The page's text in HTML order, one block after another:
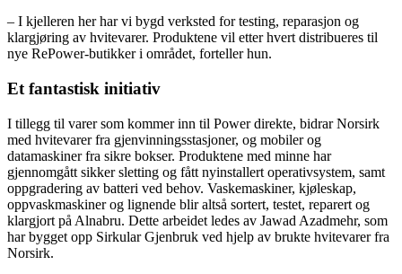
– I kjelleren her har vi bygd verksted for testing, reparasjon og
klargjøring av hvitevarer. Produktene vil etter hvert distribueres til
nye RePower-butikker i området, forteller hun.
Et fantastisk initiativ
I tillegg til varer som kommer inn til Power direkte, bidrar Norsirk
med hvitevarer fra gjenvinningsstasjoner, og mobiler og
datamaskiner fra sikre bokser. Produktene med minne har
gjennomgått sikker sletting og fått nyinstallert operativsystem, samt
oppgradering av batteri ved behov. Vaskemaskiner, kjøleskap,
oppvaskmaskiner og lignende blir altså sortert, testet, reparert og
klargjort på Alnabru. Dette arbeidet ledes av Jawad Azadmehr, som
har bygget opp Sirkular Gjenbruk ved hjelp av brukte hvitevarer fra
Norsirk.